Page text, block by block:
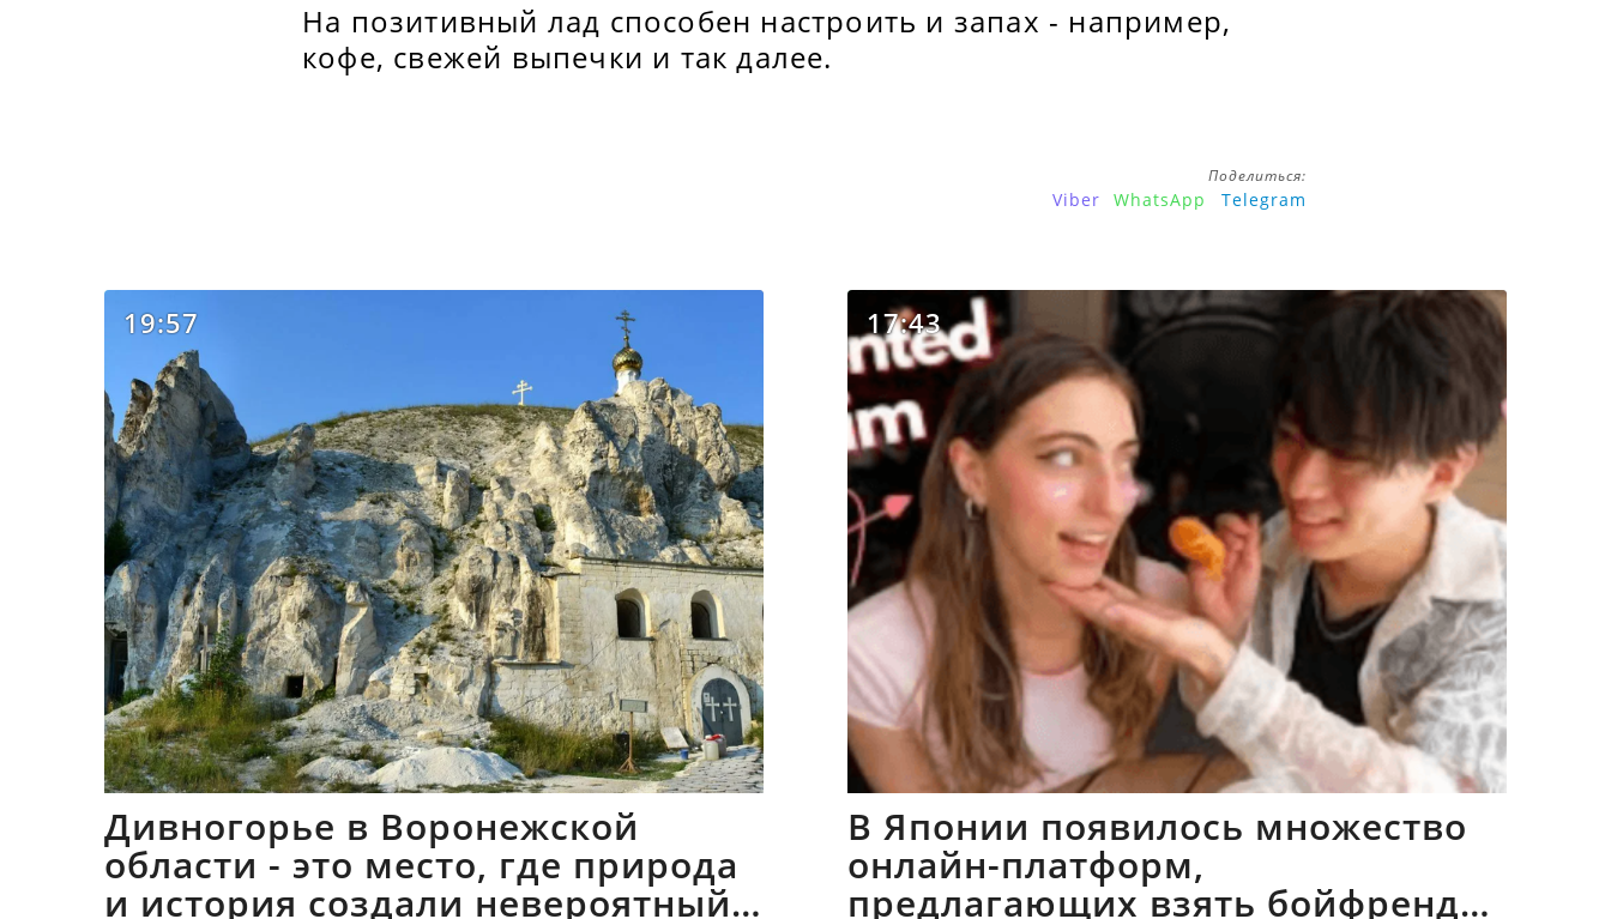
На позитивный лад способен настроить и запах - например,
кофе, свежей выпечки и так далее.
Поделиться:
Viber WhatsApp Telegram
19:57
Дивногорье в Воронежской
области - это место, где природа
и история создали невероятный
17:43
В Японии появилось множество
онлайн-платформ,
предлагающих взять бойфрендов